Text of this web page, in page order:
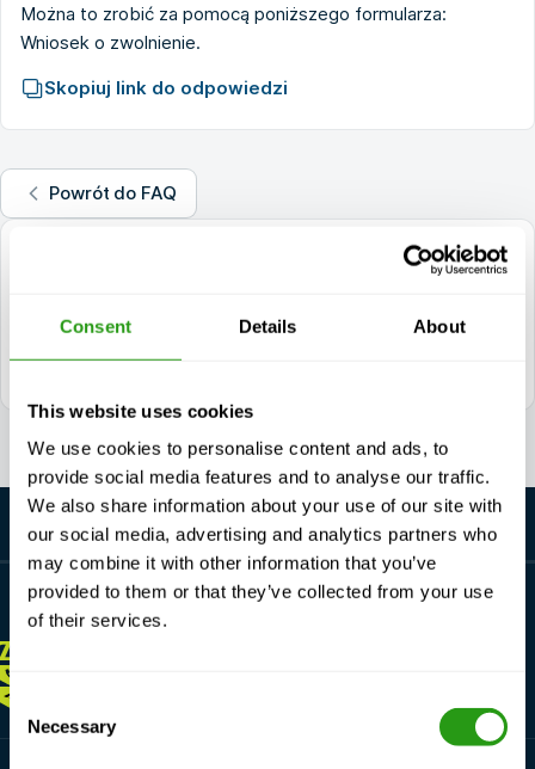
Consent Details About
This website uses cookies
We use cookies to personalise content and ads, to
provide social media features and to analyse our traffic.
We also share information about your use of our site with
our social media, advertising and analytics partners who
may combine it with other information that you’ve
provided to them or that they’ve collected from your use
of their services.
Consent
Selection
Necessary
Można to zrobić za pomocą poniższego formularza:
Wniosek o zwolnienie.
Skopiuj link do odpowiedzi
Powrót do FAQ
training@fmtcsafety.com
ZAWSZE